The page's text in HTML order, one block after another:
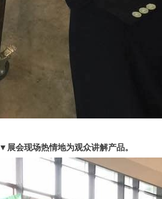
▼展会现场热情地为观众讲解产品。